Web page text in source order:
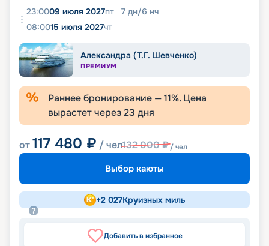
23:0009 июля 2027пт 7 дн/6 нч
08:0015 июля 2027чт
Александра (Т.Г. Шевченко)
ПРЕМИУМ
Раннее бронирование —11%. Цена
вырастет через23 дня
от117 480 ₽ / чел132 000₽/ чел
Выбор каюты
+2 027Круизных миль
Добавить в избранное